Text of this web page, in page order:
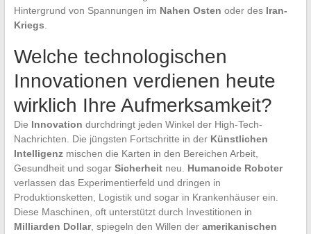
Hintergrund von Spannungen im Nahen Osten oder des Iran-
Kriegs
Welche technologischen
Innovationen verdienen heute
wirklich Ihre Aufmerksamkeit?
Die Innovation durchdringt jeden Winkel der High-Tech-
Nachrichten. Die jüngsten Fortschritte in der Künstlichen
Intelligenzmischen die Karten in den Bereichen Arbeit,
Gesundheit und sogar Sicherheitneu. Humanoide Roboter
verlassen das Experimentierfeld und dringen in
Produktionsketten, Logistik und sogar in Krankenhäuser ein.
Diese Maschinen, oft unterstützt durch Investitionen in
Milliarden Dollar, spiegeln den Willen der amerikanischen